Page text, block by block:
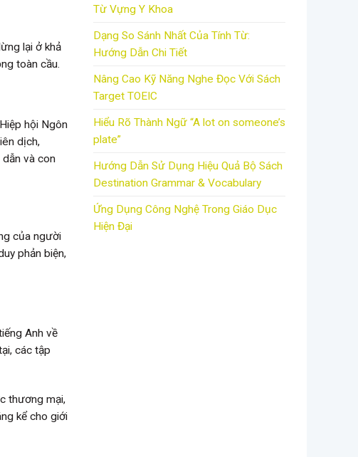
lại ở khả
toàn cầu.
hội Ngôn
dịch,
dẫn và con
của người
phản biện,
Anh về
các tập
thương mại,
kể cho giới
Từ Vựng Y Khoa
Dạng So Sánh Nhất Của Tính Từ:
Hướng Dẫn Chi Tiết
Nâng Cao Kỹ Năng Nghe Đọc Với Sách
Target TOEIC
Hiểu Rõ Thành Ngữ “A lot on someone’s
plate”
Hướng Dẫn Sử Dụng Hiệu Quả Bộ Sách
Destination Grammar & Vocabulary
Ứng Dụng Công Nghệ Trong Giáo Dục
Hiện Đại